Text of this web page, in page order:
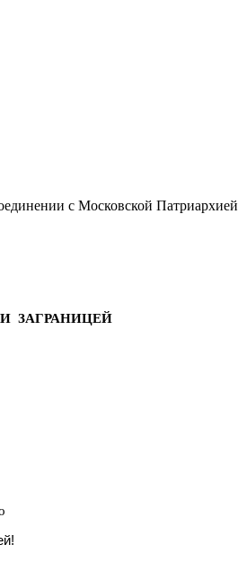
с Московской Патриархией
ЗАГРАНИЦЕЙ